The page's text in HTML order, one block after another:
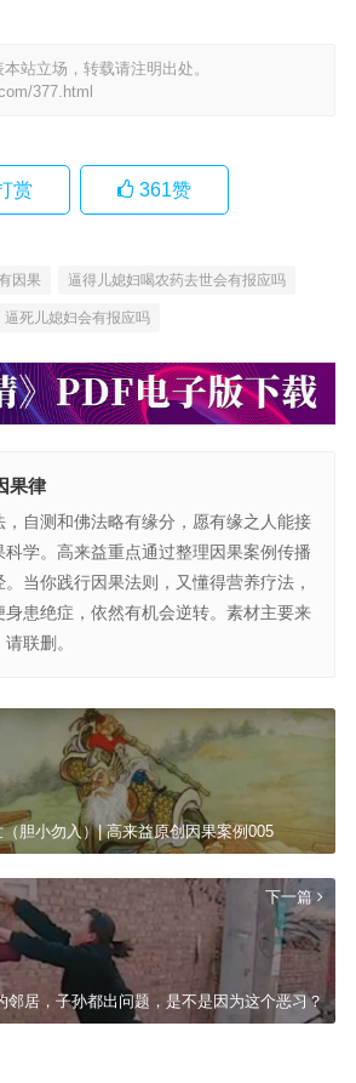
站立场，转载请注明出处。
377.html
赏 361赞
因果 逼得儿媳妇喝农药去世会有报应吗
逼死儿媳妇会有报应吗
果律
自测和佛法略有缘分，愿有缘之人能接
学。高来益重点通过整理因果案例传播
当你践行因果法则，又懂得营养疗法，
患绝症，依然有机会逆转。素材主要来
联删。
胆小勿入）| 高来益原创因果案例005
下一篇
邻居，子孙都出问题，是不是因为这个恶习？